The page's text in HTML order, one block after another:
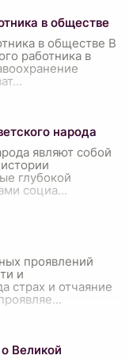
в обществе
в обществе В
работника в
...
народа
являют собой
глубокой
социа...
проявлений
и
страх и отчаяние
...
Великой